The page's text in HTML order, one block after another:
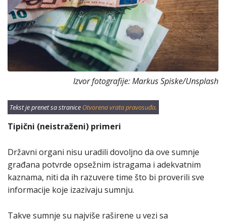
Izvor fotografije: Markus Spiske/Unsplash
Tekst je prenet sa stranice Otvorena vrata pravosuđa.
Tipični (neistraženi) primeri
Državni organi nisu uradili dovoljno da ove sumnje
građana potvrde opsežnim istragama i adekvatnim
kaznama, niti da ih razuvere time što bi proverili sve
informacije koje izazivaju sumnju.
Takve sumnje su najviše raširene u vezi sa